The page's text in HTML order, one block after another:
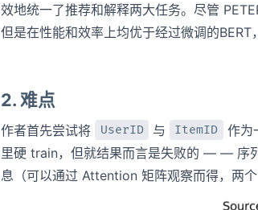
效地统一了推荐和解释两大任务。尽管
但是在性能和效率上均优于经过微调的BERT
2. 难点
作者首先尝试将 UserID 与 ItemID
作为
里硬 train，但就结果而言是失败的 — — 序
息（可以通过 Attention 矩阵观察而得，两个